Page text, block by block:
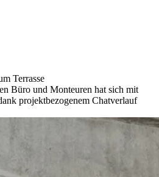
Terrasse
Büro und Monteuren hat sich mit
projektbezogenem Chatverlauf